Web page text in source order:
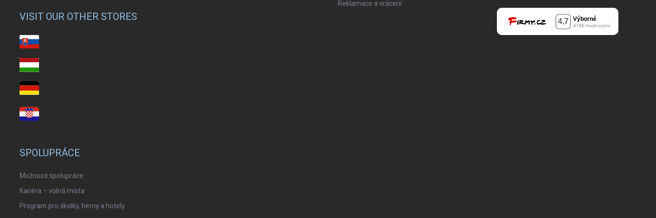
VISIT OUR OTHER STORES
Reklamace a vrácení
SPOLUPRÁCE
Možnosti spolupráce
Kariéra – volná místa
Program pro školky, herny a hotely